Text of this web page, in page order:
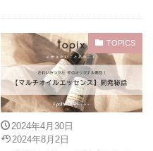
TOPICS
2024年4月30日
2024年8月2日